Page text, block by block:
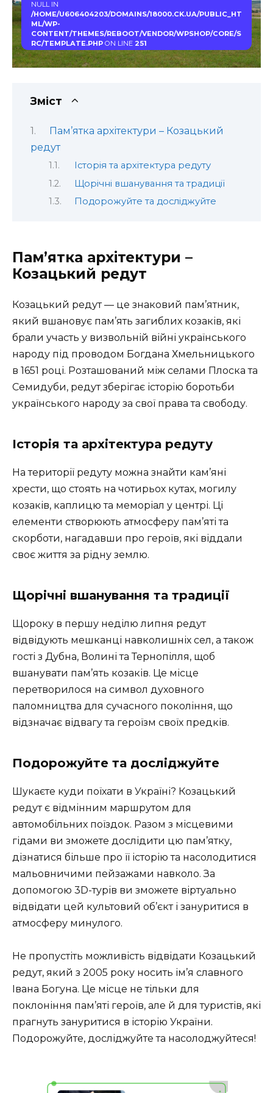
NULL IN
/HOME/U606404203/DOMAINS/18000.CK.UA/PUBLIC_HT
ML/WP-
CONTENT/THEMES/REBOOT/VENDOR/WPSHOP/CORE/S
RC/TEMPLATE.PHPON LINE 251
Зміст
Пам’ятка архітектури – Козацький
редут
Історія та архітектура редуту
Щорічні вшанування та традиції
Подорожуйте та досліджуйте
Пам’ятка архітектури –
Козацький редут
Козацький редут — це знаковий пам’ятник,
який вшановує пам’ять загиблих козаків, які
брали участь у визвольній війні українського
народу під проводом Богдана Хмельницького
в 1651 році. Розташований між селами Плоска та
Семидуби, редут зберігає історію боротьби
українського народу за свої права та свободу.
Історія та архітектура редуту
На території редуту можна знайти кам’яні
хрести, що стоять на чотирьох кутах, могилу
козаків, каплицю та меморіал у центрі. Ці
елементи створюють атмосферу пам’яті та
скорботи, нагадавши про героїв, які віддали
своє життя за рідну землю.
Щорічні вшанування та традиції
Щороку в першу неділю липня редут
відвідують мешканці навколишніх сел, а також
гості з Дубна, Волині та Тернопілля, щоб
вшанувати пам’ять козаків. Це місце
перетворилося на символ духовного
паломництва для сучасного покоління, що
відзначає відвагу та героїзм своїх предків.
Подорожуйте та досліджуйте
Шукаєте куди поїхати в Україні? Козацький
редут є відмінним маршрутом для
автомобільних поїздок. Разом з місцевими
гідами ви зможете дослідити цю пам’ятку,
дізнатися більше про її історію та насолодитися
мальовничими пейзажами навколо. За
допомогою 3D-турів ви зможете віртуально
відвідати цей культовий об’єкт і зануритися в
атмосферу минулого.
Не пропустіть можливість відвідати Козацький
редут, який з 2005 року носить ім’я славного
Івана Богуна. Це місце не тільки для
поклоніння пам’яті героїв, але й для туристів, які
прагнуть зануритися в історію України.
Подорожуйте, досліджуйте та насолоджуйтеся!